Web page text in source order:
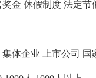
奖金 休假制度 法定节
集体企业 上市公司 国